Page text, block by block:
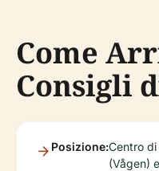
Come
Consigli
Posizione:Centro
(Vågen)